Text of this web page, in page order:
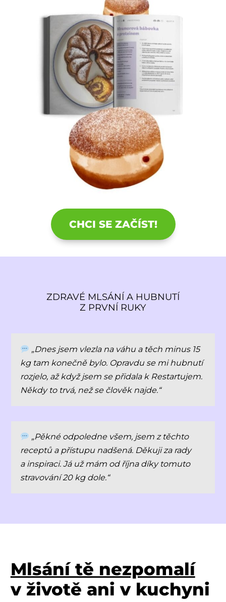
CHCI SE ZAČÍST!
ZDRAVÉ MLSÁNÍ A HUBNUTÍ
Z PRVNÍ RUKY
„Dnes jsem vlezla na váhu a těch minus 15
kg tam konečně bylo. Opravdu se mi hubnutí
rozjelo, až když jsem se přidala k Restartujem.
Někdy to trvá, než se člověk najde.“
„Pěkné odpoledne všem, jsem z těchto
receptů a přístupu nadšená. Děkuji za rady
a inspiraci. Já už mám od října díky tomuto
stravování 20 kg dole.“
Mlsání tě nezpomalí
v životě ani v kuchyni